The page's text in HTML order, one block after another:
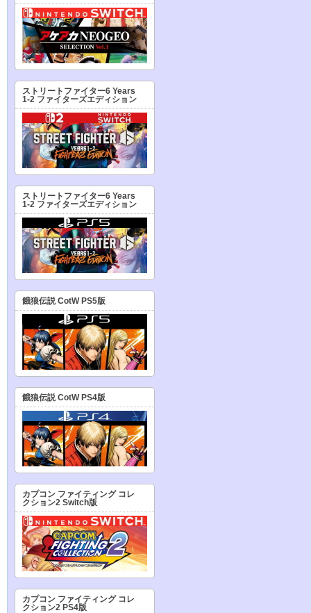
ストリートファイター6 Years
1-2 ファイターズエディション
ストリートファイター6 Years
1-2 ファイターズエディション
餓狼伝説 CotW PS5版
餓狼伝説 CotW PS4版
カプコン ファイティング コレ
クション2 Switch版
カプコン ファイティング コレ
クション2 PS4版